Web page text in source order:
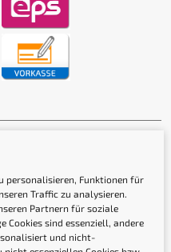
personalisieren, Funktionen für
Traffic zu analysieren.
Partnern für soziale
Cookies sind essenziell, andere
und nicht-